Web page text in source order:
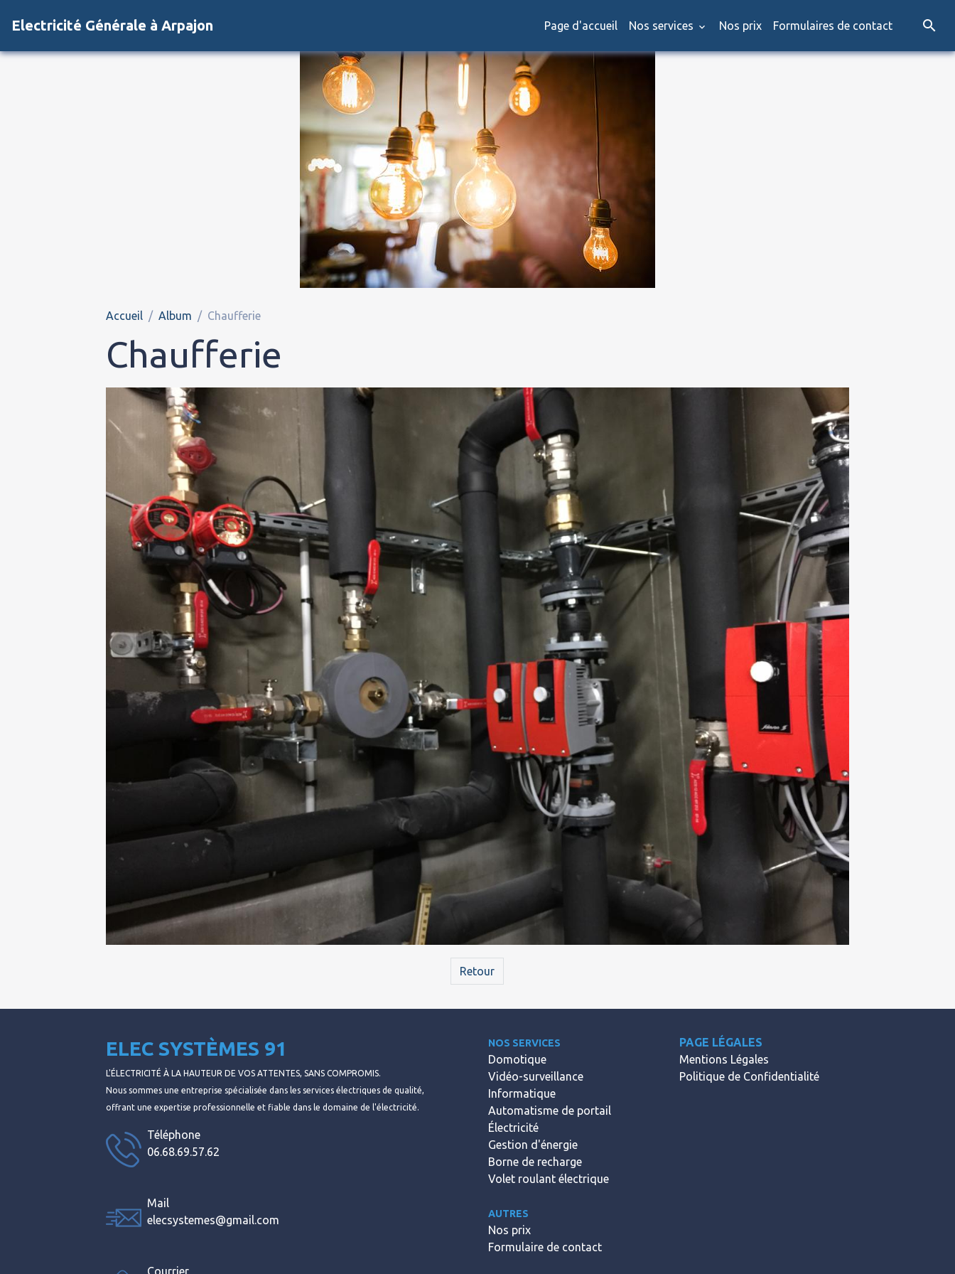
Electricité Générale à Arpajon Page d'accueil Nos services Nos prix Formulaires de contact
Accueil Album Chaufferie
Chaufferie
Retour
ELEC SYSTÈMES 91
L'ÉLECTRICITÉ À LA HAUTEUR DE VOS ATTENTES, SANS COMPROMIS.
Nous sommes une entreprise spécialisée dans les services électriques de qualité,
offrant une expertise professionnelle et fiable dans le domaine de l'électricité.
Téléphone
06.68.69.57.62
Mail
elecsystemes@gmail.com
Courrier
NOS SERVICES
Domotique
Vidéo-surveillance
Informatique
Automatisme de portail
Électricité
Gestion d'énergie
Borne de recharge
Volet roulant électrique
AUTRES
Nos prix
Formulaire de contact
PAGE LÉGALES
Mentions Légales
Politique de Confidentialité